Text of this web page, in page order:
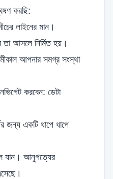
করছি:
লাইনের মান।
আসলে নির্মিত হয়।
আপনার সমগ্র সংস্থা
করবেন: ডেটা
জন্য একটি ধাপে ধাপে
যান। আনুগত্যের